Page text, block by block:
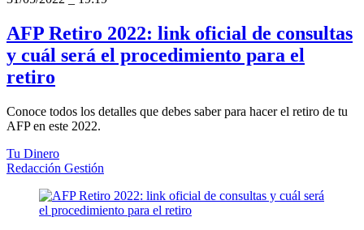
AFP Retiro 2022: link oficial de consultas
y cuál será el procedimiento para el
retiro
Conoce todos los detalles que debes saber para hacer el retiro de tu
AFP en este 2022.
Tu Dinero
Redacción Gestión